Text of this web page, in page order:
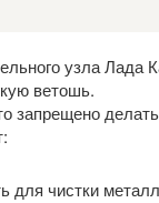
узла Лада
ветошь.
запрещено
для чистки